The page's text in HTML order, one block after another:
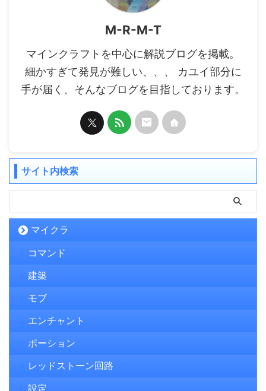
M-R-M-T
マインクラフトを中心に解説ブログを掲載。
細かすぎて発見が難しい、、、 カユイ部分に
手が届く、そんなブログを目指しております。
サイト内検索
マイクラ
コマンド
建築
モブ
エンチャント
ポーション
レッドストーン回路
設定